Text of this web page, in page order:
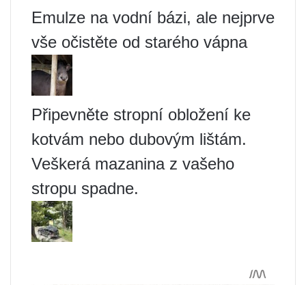
Emulze na vodní bázi, ale nejprve
vše očistěte od starého vápna
Připevněte stropní obložení ke
kotvám nebo dubovým lištám.
Veškerá mazanina z vašeho
stropu spadne.